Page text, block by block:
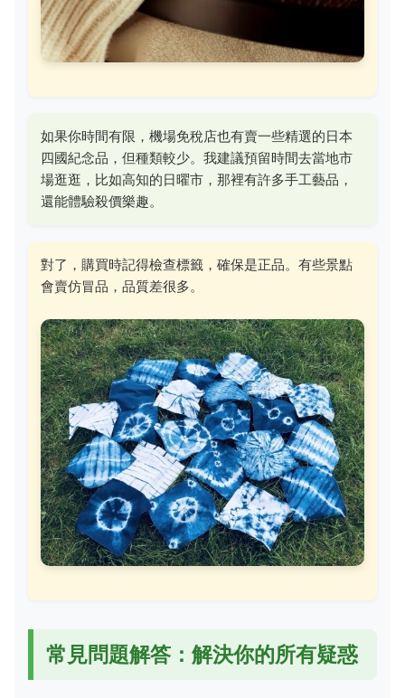
如果你時間有限，機場免稅店也有賣一些精選的日本
四國紀念品，但種類較少。我建議預留時間去當地市
場逛逛，比如高知的日曜市，那裡有許多手工藝品，
還能體驗殺價樂趣。
對了，購買時記得檢查標籤，確保是正品。有些景點
會賣仿冒品，品質差很多。
常見問題解答：解決你的所有疑惑